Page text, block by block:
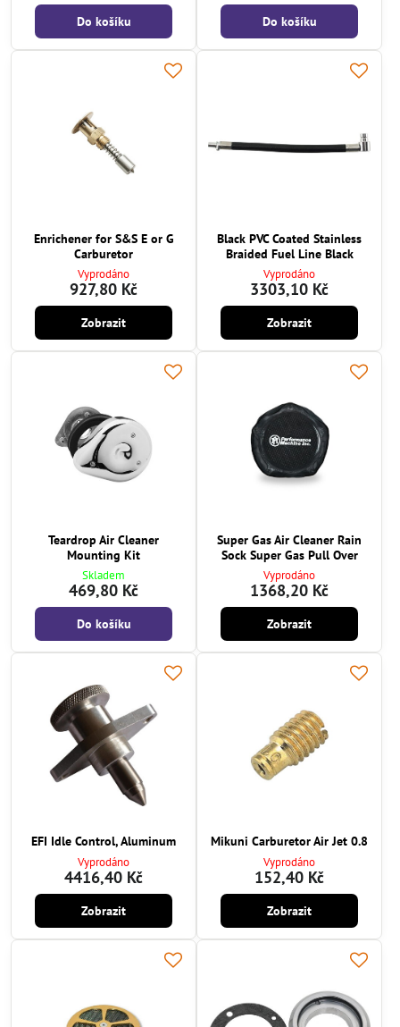
Do košíku Do košíku
Enrichener for S&S E or G
Carburetor
Vyprodáno
927,80 Kč
Zobrazit
Black PVC Coated Stainless
Braided Fuel Line Black
Vyprodáno
3303,10 Kč
Zobrazit
Teardrop Air Cleaner
Mounting Kit
Skladem
469,80 Kč
Do košíku
Super Gas Air Cleaner Rain
Sock Super Gas Pull Over
Vyprodáno
1368,20 Kč
Zobrazit
EFI Idle Control, Aluminum
Vyprodáno
4416,40 Kč
Zobrazit
Mikuni Carburetor Air Jet 0.8
Vyprodáno
152,40 Kč
Zobrazit